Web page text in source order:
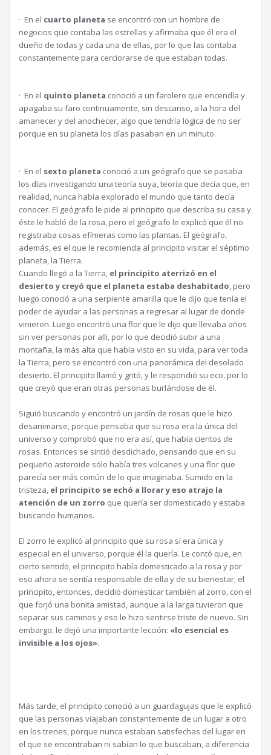
· En el cuarto planeta se encontró con un hombre de
negocios que contaba las estrellas y afirmaba que él era el
dueño de todas y cada una de ellas, por lo que las contaba
constantemente para cerciorarse de que estaban todas.
· En el quinto planeta conoció a un farolero que encendía y
apagaba su faro continuamente, sin descanso, a la hora del
amanecer y del anochecer, algo que tendría lógica de no ser
porque en su planeta los días pasaban en un minuto.
· En el sexto planeta conoció a un geógrafo que se pasaba
los días investigando una teoría suya, teoría que decía que, en
realidad, nunca había explorado el mundo que tanto decía
conocer. El geógrafo le pide al principito que describa su casa y
éste le habló de la rosa, pero el geógrafo le explicó que él no
registraba cosas efímeras como las plantas. El geógrafo,
además, es el que le recomienda al principito visitar el séptimo
planeta, la Tierra.
Cuando llegó a la Tierra, el principito aterrizó en el
desierto y creyó que el planeta estaba deshabitado, pero
luego conoció a una serpiente amarilla que le dijo que tenía el
poder de ayudar a las personas a regresar al lugar de donde
vinieron. Luego encontró una flor que le dijo que llevaba años
sin ver personas por allí, por lo que decidió subir a una
montaña, la más alta que había visto en su vida, para ver toda
la Tierra, pero se encontró con una panorámica del desolado
desierto. El principito llamó y gritó, y le respondió su eco, por lo
que creyó que eran otras personas burlándose de él.
Siguió buscando y encontró un jardín de rosas que le hizo
desanimarse, porque pensaba que su rosa era la única del
universo y comprobó que no era así, que había cientos de
rosas. Entonces se sintió desdichado, pensando que en su
pequeño asteroide sólo había tres volcanes y una flor que
parecía ser más común de lo que imaginaba. Sumido en la
tristeza, el principito se echó a llorar y eso atrajo la
atención de un zorro que quería ser domesticado y estaba
buscando humanos.
El zorro le explicó al principito que su rosa sí era única y
especial en el universo, porque él la quería. Le contó que, en
cierto sentido, el principito había domesticado a la rosa y por
eso ahora se sentía responsable de ella y de su bienestar; el
principito, entonces, decidió domesticar también al zorro, con el
que forjó una bonita amistad, aunque a la larga tuvieron que
separar sus caminos y eso le hizo sentirse triste de nuevo. Sin
embargo, le dejó una importante lección: «lo esencial es
invisible a los ojos».
Más tarde, el principito conoció a un guardagujas que le explicó
que las personas viajaban constantemente de un lugar a otro
en los trenes, porque nunca estaban satisfechas del lugar en
el que se encontraban ni sabían lo que buscaban, a diferencia